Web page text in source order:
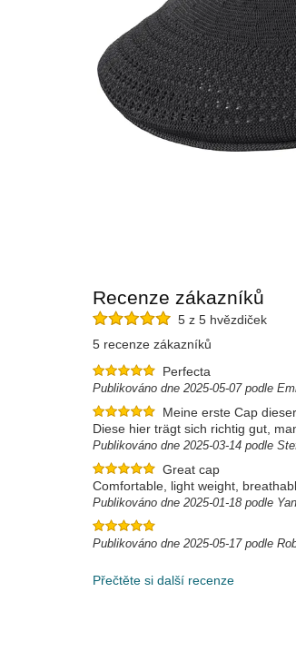
Recenze zákazníků
5 z 5 hvězdiček
5 recenze zákazníků
Perfecta
Publikováno dne 2025-05-07 podle
Meine erste Cap
Diese hier trägt sich richtig gut,
Publikováno dne 2025-03-14 podle
Great cap
Comfortable, light weight,
Publikováno dne 2025-01-18 podle Yan
Publikováno dne 2025-05-17 podle
Přečtěte si další recenze